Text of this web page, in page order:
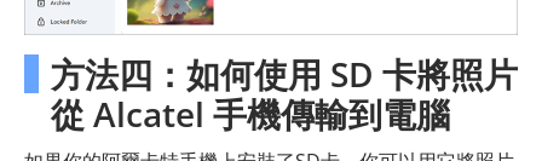
方法四：如何使用 SD 卡將照片
從 Alcatel 手機傳輸到電腦